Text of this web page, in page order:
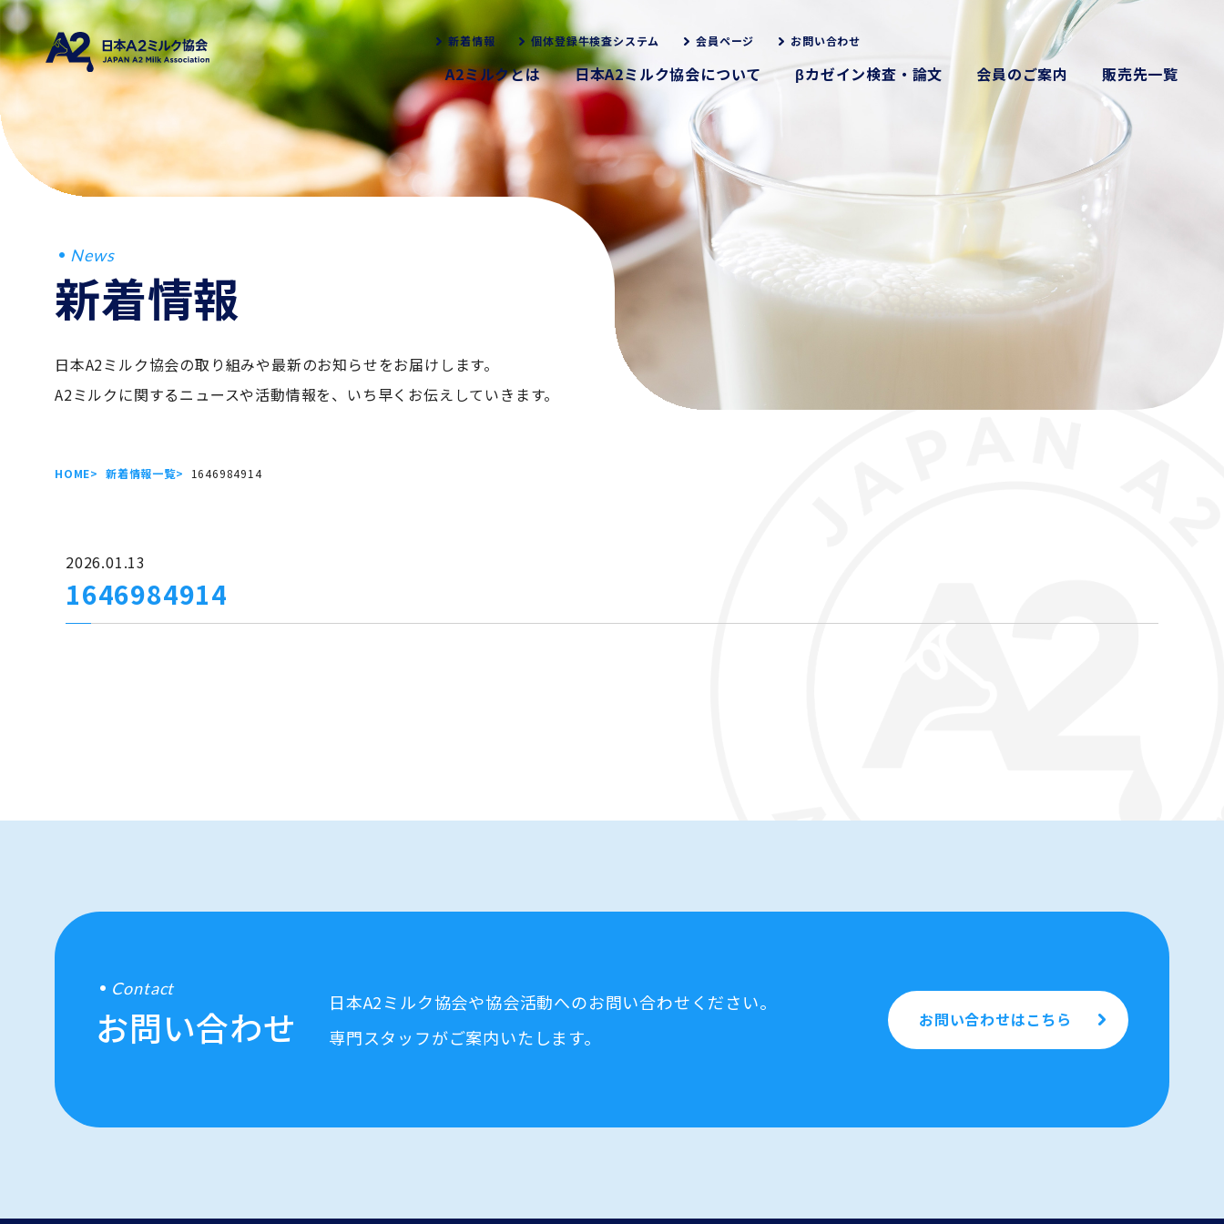
新着情報 個体登録牛検査システム 会員ページ お問い合わせ
A2ミルクとは 日本A2ミルク協会について βカゼイン検査・論文 会員のご案内 販売先一覧
News
新着情報
日本A2ミルク協会の取り組みや最新のお知らせをお届けします。
A2ミルクに関するニュースや活動情報を、いち早くお伝えしていきます。
HOME 新着情報一覧 1646984914
2026.01.13
1646984914
Contact
お問い合わせ
日本A2ミルク協会や協会活動へのお問い合わせください。
専門スタッフがご案内いたします。
お問い合わせはこちら